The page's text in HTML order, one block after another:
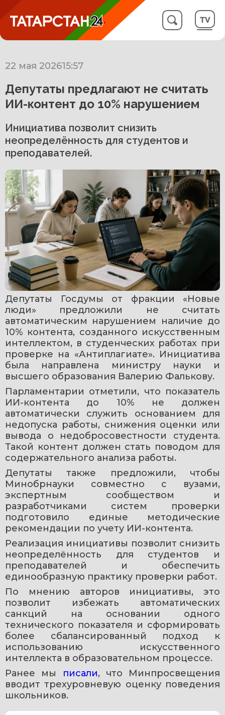
22 мая 202615:57
Депутаты предлагают не считать
ИИ-контент до 10% нарушением
Инициатива позволит снизить
неопределённость для студентов и
преподавателей.
Депутаты Госдумы от фракции «Новые
люди» предложили не считать
автоматическим нарушением наличие до
10% контента, созданного искусственным
интеллектом, в студенческих работах при
проверке на «Антиплагиате». Инициатива
была направлена министру науки и
высшего образования Валерию Фалькову.
Парламентарии отметили, что показатель
ИИ-контента до 10% не должен
автоматически служить основанием для
недопуска работы, снижения оценки или
вывода о недобросовестности студента.
Такой контент должен стать поводом для
содержательного анализа работы.
Депутаты также предложили, чтобы
Минобрнауки совместно с вузами,
экспертным сообществом и
разработчиками систем проверки
подготовило единые методические
рекомендации по учету ИИ-контента.
Реализация инициативы позволит снизить
неопределённость для студентов и
преподавателей и обеспечить
единообразную практику проверки работ.
По мнению авторов инициативы, это
позволит избежать автоматических
санкций на основании одного
технического показателя и сформировать
более сбалансированный подход к
использованию искусственного
интеллекта в образовательном процессе.
Ранее мы
писали, что Минпросвещения
вводит трехуровневую оценку поведения
школьников.